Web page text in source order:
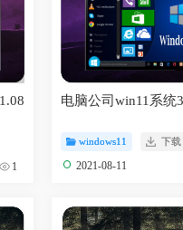
1
电脑公司win11系统
windows11 下载
2021-08-11